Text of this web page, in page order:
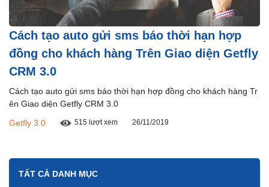
Cách tạo auto gửi sms báo thời hạn hợp
đồng cho khách hàng Trên Giao diện Getfly
CRM 3.0
Cách tạo auto gửi sms báo thời hạn hợp đồng cho khách hàng Tr
ên Giao diện Getfly CRM 3.0
Getfly 3.0
515 lượt xem 26/11/2019
TẤT CẢ DANH MỤC